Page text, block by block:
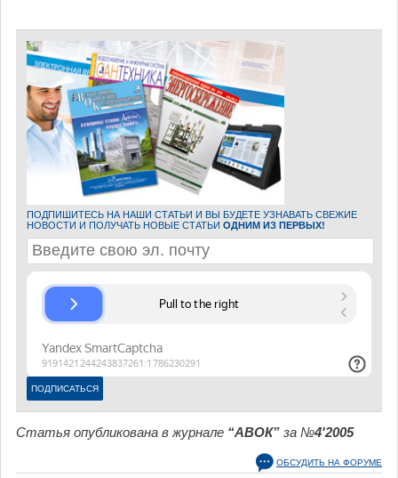
ПОДПИШИТЕСЬ НА НАШИ СТАТЬИ И ВЫ БУДЕТЕ УЗНАВАТЬ СВЕЖИЕ
НОВОСТИ И ПОЛУЧАТЬ НОВЫЕ СТАТЬИ ОДНИМ ИЗ ПЕРВЫХ!
Статья опубликована в журнале “АВОК” за №4'2005
ОБСУДИТЬ НА ФОРУМЕ